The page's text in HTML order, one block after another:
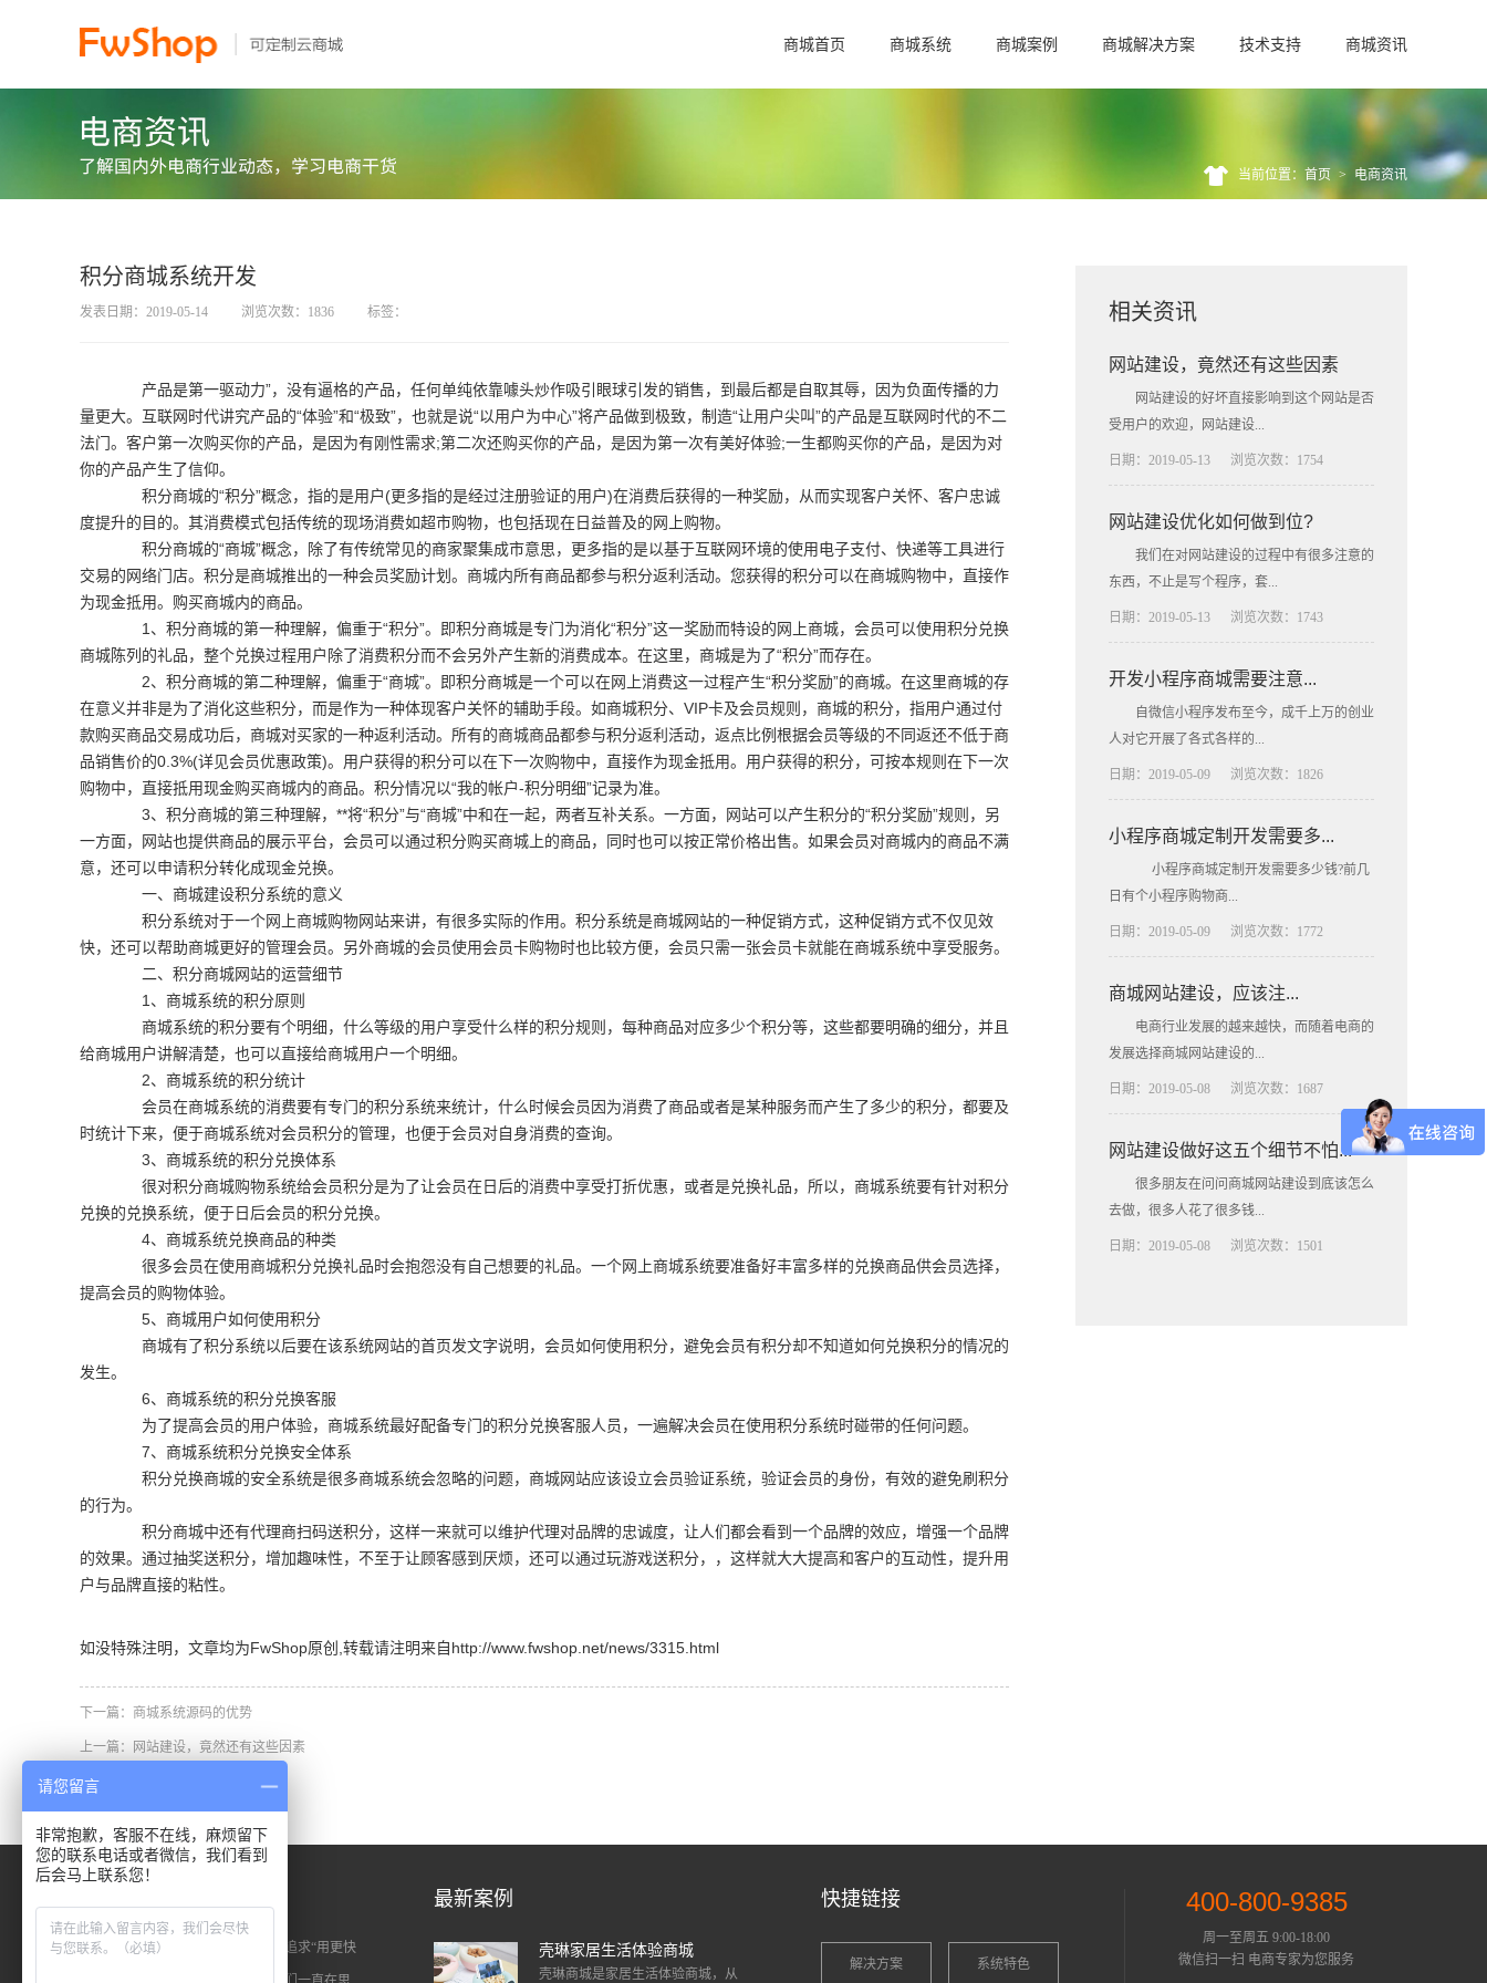
商城首页 商城系统 商城案例 商城解决方案 技术支持 商城资讯
当前位置：首页 > 电商资讯
积分商城系统开发
发表日期：2019-05-14 浏览次数：1836 标签：
产品是第一驱动力”，没有逼格的产品，任何单纯依靠噱头炒作吸引眼球引发的销售，到最后都是自取其辱，因为负面传播的力
量更大。互联网时代讲究产品的“体验”和“极致”，也就是说“以用户为中心”将产品做到极致，制造“让用户尖叫”的产品是互联网时代的不二
法门。客户第一次购买你的产品，是因为有刚性需求;第二次还购买你的产品，是因为第一次有美好体验;一生都购买你的产品，是因为对
你的产品产生了信仰。
积分商城的“积分”概念，指的是用户(更多指的是经过注册验证的用户)在消费后获得的一种奖励，从而实现客户关怀、客户忠诚
度提升的目的。其消费模式包括传统的现场消费如超市购物，也包括现在日益普及的网上购物。
积分商城的“商城”概念，除了有传统常见的商家聚集成市意思，更多指的是以基于互联网环境的使用电子支付、快递等工具进行
交易的网络门店。积分是商城推出的一种会员奖励计划。商城内所有商品都参与积分返利活动。您获得的积分可以在商城购物中，直接作
为现金抵用。购买商城内的商品。
1、积分商城的第一种理解，偏重于“积分”。即积分商城是专门为消化“积分”这一奖励而特设的网上商城，会员可以使用积分兑换
商城陈列的礼品，整个兑换过程用户除了消费积分而不会另外产生新的消费成本。在这里，商城是为了“积分”而存在。
2、积分商城的第二种理解，偏重于“商城”。即积分商城是一个可以在网上消费这一过程产生“积分奖励”的商城。在这里商城的存
在意义并非是为了消化这些积分，而是作为一种体现客户关怀的辅助手段。如商城积分、VIP卡及会员规则，商城的积分，指用户通过付
款购买商品交易成功后，商城对买家的一种返利活动。所有的商城商品都参与积分返利活动，返点比例根据会员等级的不同返还不低于商
品销售价的0.3%(详见会员优惠政策)。用户获得的积分可以在下一次购物中，直接作为现金抵用。用户获得的积分，可按本规则在下一次
购物中，直接抵用现金购买商城内的商品。积分情况以“我的帐户-积分明细”记录为准。
3、积分商城的第三种理解，**将“积分”与“商城”中和在一起，两者互补关系。一方面，网站可以产生积分的“积分奖励”规则，另
一方面，网站也提供商品的展示平台，会员可以通过积分购买商城上的商品，同时也可以按正常价格出售。如果会员对商城内的商品不满
意，还可以申请积分转化成现金兑换。
一、商城建设积分系统的意义
积分系统对于一个网上商城购物网站来讲，有很多实际的作用。积分系统是商城网站的一种促销方式，这种促销方式不仅见效
快，还可以帮助商城更好的管理会员。另外商城的会员使用会员卡购物时也比较方便，会员只需一张会员卡就能在商城系统中享受服务。
二、积分商城网站的运营细节
1、商城系统的积分原则
商城系统的积分要有个明细，什么等级的用户享受什么样的积分规则，每种商品对应多少个积分等，这些都要明确的细分，并且
给商城用户讲解清楚，也可以直接给商城用户一个明细。
2、商城系统的积分统计
会员在商城系统的消费要有专门的积分系统来统计，什么时候会员因为消费了商品或者是某种服务而产生了多少的积分，都要及
时统计下来，便于商城系统对会员积分的管理，也便于会员对自身消费的查询。
3、商城系统的积分兑换体系
很对积分商城购物系统给会员积分是为了让会员在日后的消费中享受打折优惠，或者是兑换礼品，所以，商城系统要有针对积分
兑换的兑换系统，便于日后会员的积分兑换。
4、商城系统兑换商品的种类
很多会员在使用商城积分兑换礼品时会抱怨没有自己想要的礼品。一个网上商城系统要准备好丰富多样的兑换商品供会员选择，
提高会员的购物体验。
5、商城用户如何使用积分
商城有了积分系统以后要在该系统网站的首页发文字说明，会员如何使用积分，避免会员有积分却不知道如何兑换积分的情况的
发生。
6、商城系统的积分兑换客服
为了提高会员的用户体验，商城系统最好配备专门的积分兑换客服人员，一遍解决会员在使用积分系统时碰带的任何问题。
7、商城系统积分兑换安全体系
积分兑换商城的安全系统是很多商城系统会忽略的问题，商城网站应该设立会员验证系统，验证会员的身份，有效的避免刷积分
的行为。
积分商城中还有代理商扫码送积分，这样一来就可以维护代理对品牌的忠诚度，让人们都会看到一个品牌的效应，增强一个品牌
的效果。通过抽奖送积分，增加趣味性，不至于让顾客感到厌烦，还可以通过玩游戏送积分，，这样就大大提高和客户的互动性，提升用
户与品牌直接的粘性。
如没特殊注明，文章均为FwShop原创,转载请注明来自http://www.fwshop.net/news/3315.html
下一篇： 商城系统源码的优势
上一篇： 网站建设，竟然还有这些因素
相关资讯
网站建设，竟然还有这些因素
网站建设的好坏直接影响到这个网站是否
受用户的欢迎，网站建设...
日期：2019-05-13 浏览次数：1754
网站建设优化如何做到位?
我们在对网站建设的过程中有很多注意的
东西，不止是写个程序，套...
日期：2019-05-13 浏览次数：1743
开发小程序商城需要注意...
自微信小程序发布至今，成千上万的创业
人对它开展了各式各样的...
日期：2019-05-09 浏览次数：1826
小程序商城定制开发需要多...
小程序商城定制开发需要多少钱?前几
日有个小程序购物商...
日期：2019-05-09 浏览次数：1772
商城网站建设，应该注...
电商行业发展的越来越快，而随着电商的
发展选择商城网站建设的...
日期：2019-05-08 浏览次数：1687
网站建设做好这五个细节不怕...
很多朋友在问问商城网站建设到底该怎么
去做，很多人花了很多钱...
日期：2019-05-08 浏览次数：1501
FwShop专注于商城网站建设，始终追求“用更快
最新案例
壳琳家居生活体验商城
壳琳商城是家居生活体验商城，从
快捷链接
解决方案 系统特色
400-800-9385
周一至周五 9:00-18:00
微信扫一扫 电商专家为您服务
请您留言
非常抱歉，客服不在线，麻烦留下
您的联系电话或者微信，我们看到
后会马上联系您！